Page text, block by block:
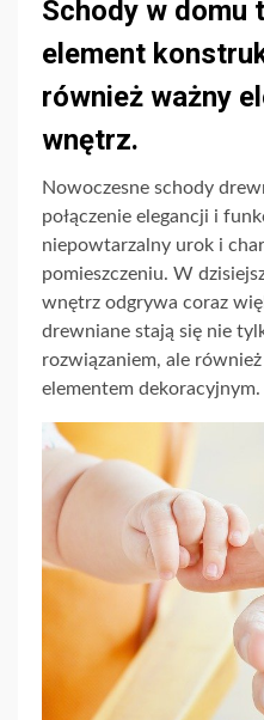
Schody w domu
element
również ważny
wnętrz.
Nowoczesne schody
połączenie elegancji i
niepowtarzalny urok i
pomieszczeniu. W
wnętrz odgrywa coraz
drewniane stają się nie
rozwiązaniem, ale
elementem dekoracyjnym.